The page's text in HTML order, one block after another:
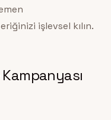
işlevsel kılın.